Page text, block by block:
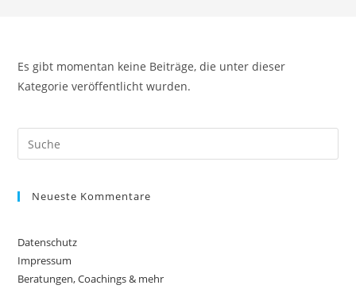
Es gibt momentan keine Beiträge, die unter dieser
Kategorie veröffentlicht wurden.
Search
this
Neueste Kommentare
Datenschutz
Impressum
Beratungen, Coachings & mehr